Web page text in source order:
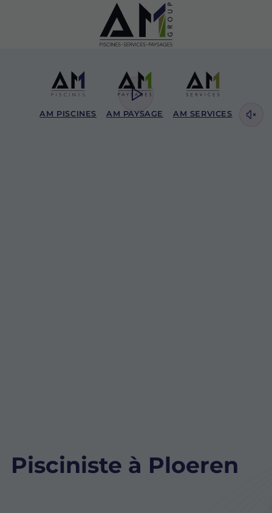
AM PISCINES AM PAYSAGE AM SERVICES
Pisciniste à Ploeren